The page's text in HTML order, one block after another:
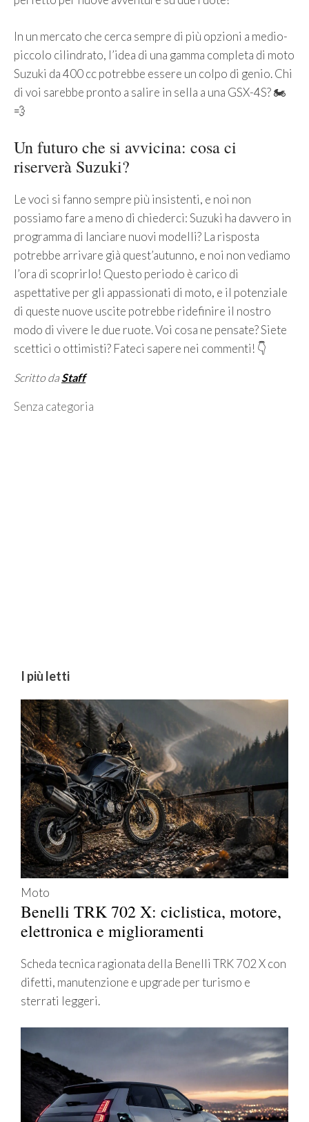
In un mercato che cerca sempre di più opzioni a medio-
piccolo cilindrato, l’idea di una gamma completa di moto
Suzuki da 400 cc potrebbe essere un colpo di genio. Chi
di voi sarebbe pronto a salire in sella a una GSX-4S? 🏍️
💨
Un futuro che si avvicina: cosa ci
riserverà Suzuki?
Le voci si fanno sempre più insistenti, e noi non
possiamo fare a meno di chiederci: Suzuki ha davvero in
programma di lanciare nuovi modelli? La risposta
potrebbe arrivare già quest’autunno, e noi non vediamo
l’ora di scoprirlo! Questo periodo è carico di
aspettative per gli appassionati di moto, e il potenziale
di queste nuove uscite potrebbe ridefinire il nostro
modo di vivere le due ruote. Voi cosa ne pensate? Siete
scettici o ottimisti? Fateci sapere nei commenti! 👇
Scritto daStaff
Categorie
Senza categoria
I più letti
Moto
Benelli TRK 702 X: ciclistica, motore,
elettronica e miglioramenti
Scheda tecnica ragionata della Benelli TRK 702 X con
difetti, manutenzione e upgrade per turismo e
sterrati leggeri.